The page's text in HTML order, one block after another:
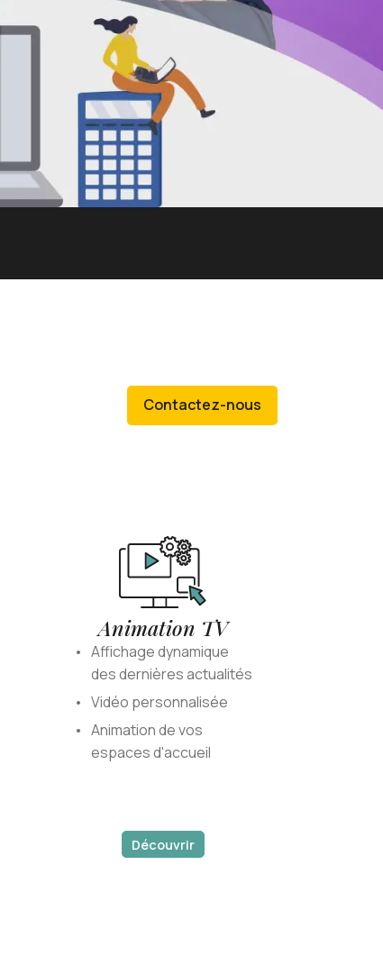
Contactez-nous
Animation TV
Affichage dynamique
des dernières actualités
Vidéo personnalisée
Animation de vos
espaces d'accueil
Découvrir